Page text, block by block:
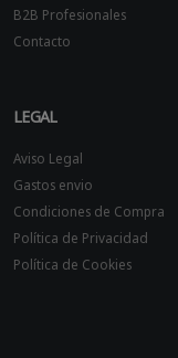
B2B Profesionales
Contacto
LEGAL
Aviso Legal
Gastos envio
Condiciones de Compra
Política de Privacidad
Política de Cookies